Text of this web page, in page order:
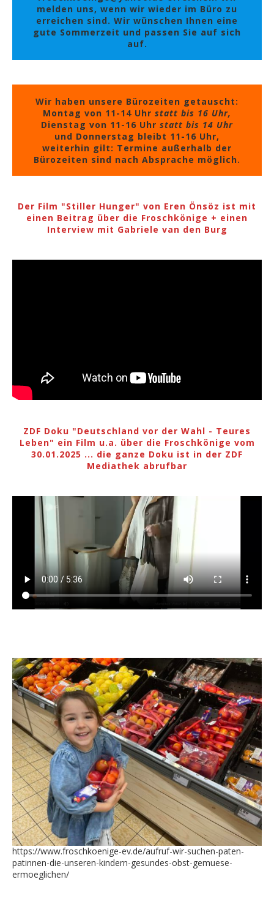
melden uns, wenn wir wieder im Büro zu
erreichen sind. Wir wünschen Ihnen eine
gute Sommerzeit und passen Sie auf sich
auf.
Wir haben unsere Bürozeiten getauscht:
Montag von 11-14 Uhr statt bis 16 Uhr,
Dienstag von 11-16 Uhr statt bis 14 Uhr
und Donnerstag bleibt 11-16 Uhr,
weiterhin gilt: Termine außerhalb der
Bürozeiten sind nach Absprache möglich.
Der Film "Stiller Hunger" von Eren Önsöz ist mit
einen Beitrag über die Froschkönige + einen
Interview mit Gabriele van den Burg
ZDF Doku "Deutschland vor der Wahl - Teures
Leben" ein Film u.a. über die Froschkönige vom
30.01.2025 ... die ganze Doku ist in der ZDF
Mediathek abrufbar
https://www.froschkoenige-ev.de/aufruf-wir-suchen-paten-
patinnen-die-unseren-kindern-gesundes-obst-gemuese-
ermoeglichen/